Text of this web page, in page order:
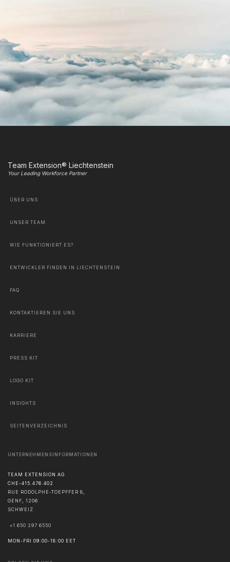
Team Extension® Liechtenstein
Your Leading Workforce Partner
ÜBER UNS
UNSER TEAM
WIE FUNKTIONIERT ES?
ENTWICKLER FINDEN IN LIECHTENSTEIN
FAQ
KONTAKTIEREN SIE UNS
KARRIERE
PRESS KIT
LOGO KIT
INSIGHTS
SEITENVERZEICHNIS
UNTERNEHMENSINFORMATIONEN
TEAM EXTENSION AG
CHE-415.476.402
RUE RODOLPHE-TOEPFFER 8,
GENF, 1206
SCHWEIZ
+1 650 297 6550
MON-FRI 09:00-18:00 EET